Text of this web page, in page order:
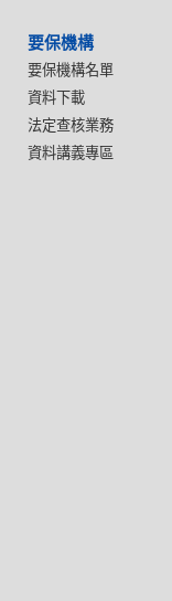
要保機構
要保機構名單
資料下載
法定查核業務
資料講義專區